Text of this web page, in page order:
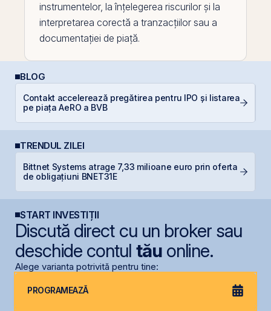
instrumentelor, la înțelegerea riscurilor și la
interpretarea corectă a tranzacțiilor sau a
documentației de piață.
BLOG
Contakt accelerează pregătirea pentru IPO și listarea
pe piața AeRO a BVB
TRENDUL ZILEI
Bittnet Systems atrage 7,33 milioane euro prin oferta
de obligațiuni BNET31E
START INVESTIȚII
Discută direct cu un broker sau
deschide contul tăuonline.
Alege varianta potrivită pentru tine:
PROGRAMEAZĂ